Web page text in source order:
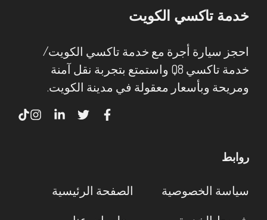
خدمة تاكسي الكويت
احجز سيارة أجرة مع خدمة تاكسي الكويت/
خدمة تاكسي Q8 واستمتع بتجربة نقل آمنة
ومريحة وبأسعار معقولة في مدينة الكويت.
روابط
سياسة الخصوصية
الصفحة الرئيسية